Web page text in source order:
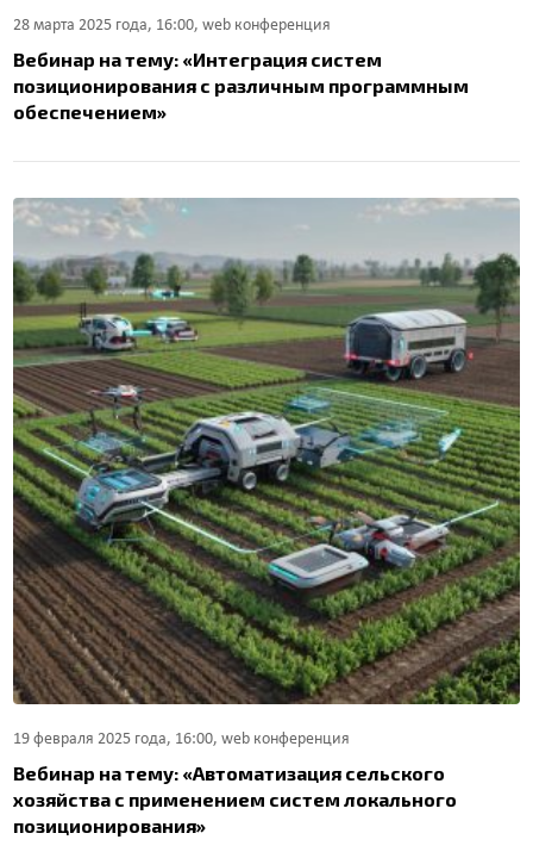
28 марта 2025 года, 16:00, web конференция
Вебинар на тему: «Интеграция систем
позиционирования с различным программным
обеспечением»
19 февраля 2025 года, 16:00, web конференция
Вебинар на тему: «Автоматизация сельского
хозяйства с применением систем локального
позиционирования»